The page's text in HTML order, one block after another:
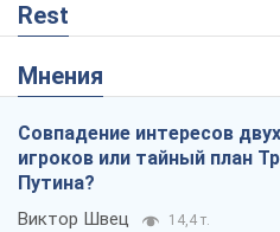
Rest
Мнения
Совпадение интересов
игроков или тайный план
Путина?
Виктор Швец 14,4 т.